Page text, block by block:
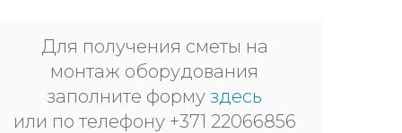
Для получения сметы на
монтаж оборудования
заполните форму здесь
или по телефону +371 22066856